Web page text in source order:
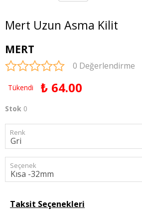
Mert Uzun Asma Kilit
MERT
0 Değerlendirme
Tükendi ₺ 64.00
Stok 0
Renk
Seçenek
Taksit Seçenekleri